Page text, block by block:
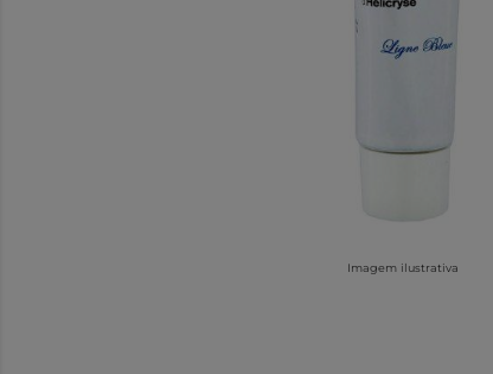
Imagem ilustrativa